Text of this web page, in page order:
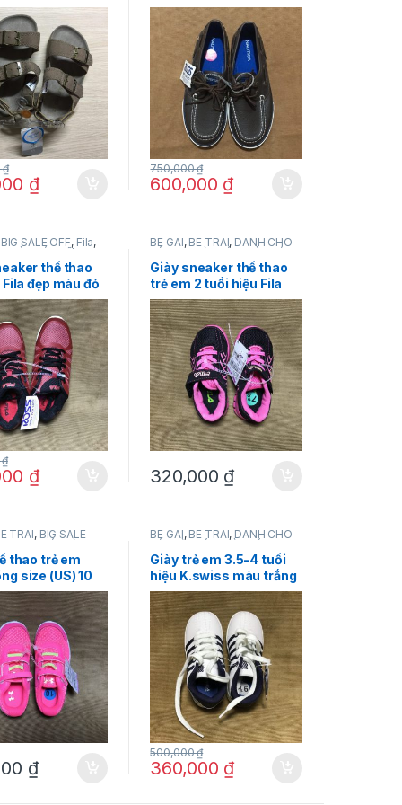
màu nâu
( US) 11 chính
₫
₫
màu nâu chocolate size
4 chính hãng
600,000 ₫
750,000₫
BIG SALE OFF, Fila,
GIÀY DÉP NỮ
THỜI TRANG NỮ
thể thao
Fila đẹp màu đỏ
hãng
₫
₫
BÉ GÁI, BÉ TRAI, DÀNH CHO
Giày sneaker thể thao
trẻ em 2 tuổi hiệu Fila
màu đen đế giày màu
hồng size (US) 7 ½
chính hãng
320,000 ₫
TRAI, BIG SALE
DÉP,Under Armour
thao trẻ em
size (US) 10
Armour
₫
BÉ GÁI, BÉ TRAI, DÀNH CHO
K.swiss
Giày trẻ em 3.5-4 tuổi
hiệu K.swiss màu trắng
size ( US) 9.5 hàng mỹ
chính hãng
360,000 ₫
500,000₫